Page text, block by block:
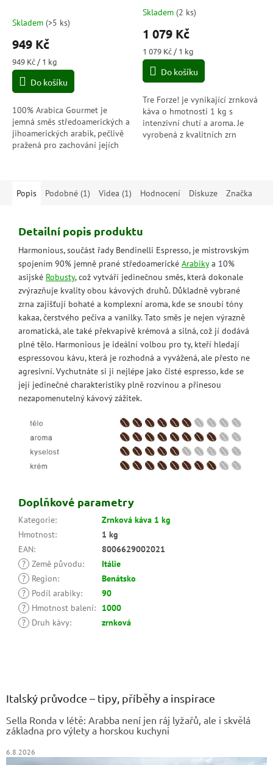
Skladem (>5 ks)
949 Kč
Měrná
cena:
949 Kč / 1 kg
Do košíku
100% Arabica Gourmet je
jemná směs středoamerických a
jihoamerických arabik, pečlivě
pražená pro zachování jejích
Průměrné
produktu
je
5,0
5
hvězdiček.
Skladem (2 ks)
1 079 Kč
Měrná
cena:
1 079 Kč / 1 kg
Do košíku
Tre Forze! je vynikající zrnková
káva o hmotnosti 1 kg s
intenzivní chutí a aroma. Je
vyrobená z kvalitních zrn
Popis Podobné (1) Videa (1) Hodnocení Diskuze Značka
Detailní popis produktu
Harmonious, součást řady Bendinelli Espresso, je mistrovským
spojením 90% jemně prané středoamerické Arabikya 10%
asijské Robusty, což vytváří jedinečnou směs, která dokonale
zvýrazňuje kvality obou kávových druhů. Důkladně vybrané
zrna zajišťují bohaté a komplexní aroma, kde se snoubí tóny
kakaa, čerstvého pečiva a vanilky. Tato směs je nejen výrazně
aromatická, ale také překvapivě krémová a silná, což jí dodává
plné tělo. Harmonious je ideální volbou pro ty, kteří hledají
espressovou kávu, která je rozhodná a vyvážená, ale přesto ne
agresivní. Vychutnáte si ji nejlépe jako čisté espresso, kde se
její jedinečné charakteristiky plně rozvinou a přinesou
nezapomenutelný kávový zážitek.
Doplňkové parametry
Kategorie:
Zrnková káva 1 kg
Hmotnost:
1 kg
EAN:
8006629002021
? Země původu:
Itálie
?
Region:
Benátsko
?
Podíl arabiky:
90
?
Hmotnost balení:
1000
?
Druh kávy: zrnková
Italský průvodce – tipy, příběhy a inspirace
Sella Ronda v létě: Arabba není jen ráj lyžařů, ale i skvělá
základna pro výlety a horskou kuchyni
6.8.2026